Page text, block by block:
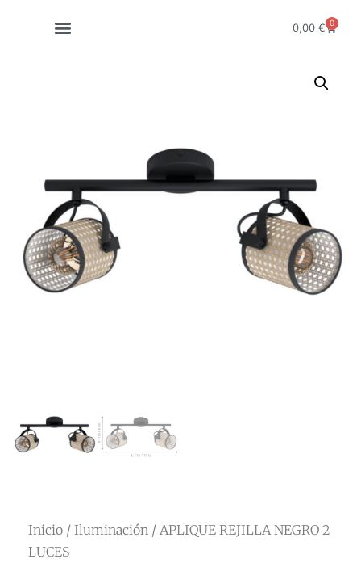
0,00 € 0
Inicio / Iluminación / APLIQUE REJILLA NEGRO 2
LUCES